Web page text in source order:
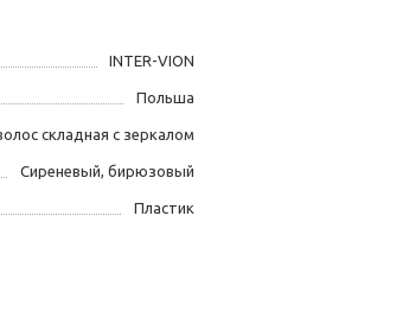
INTER-VION
Польша
складная с зеркалом
Сиреневый, бирюзовый
Пластик